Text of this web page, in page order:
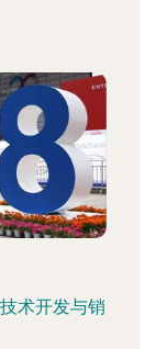
术开发与销